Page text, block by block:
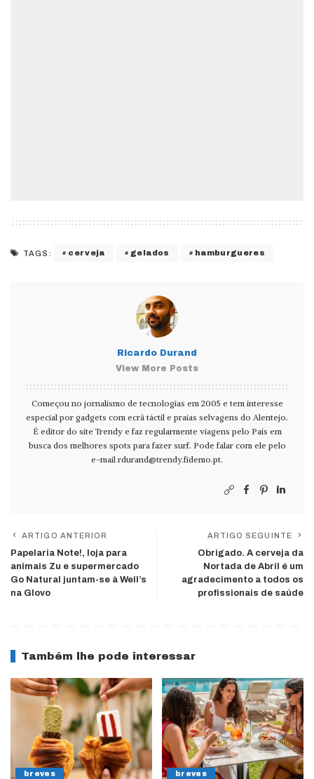
TAGS: cerveja gelados hamburgueres
Ricardo Durand
View More Posts
Começou no jornalismo de tecnologias em 2005 e tem interesse
especial por gadgets com ecrã táctil e praias selvagens do Alentejo.
É editor do site Trendy e faz regularmente viagens pelo País em
busca dos melhores spots para fazer surf. Pode falar com ele pelo
e-mail rdurand@trendy.fidemo.pt.
ARTIGO ANTERIOR
Papelaria Note!, loja para
animais Zu e supermercado
Go Natural juntam-se à Well’s
na Glovo
ARTIGO SEGUINTE
Obrigado. A cerveja da
Nortada de Abril é um
agradecimento a todos os
profissionais de saúde
Também lhe pode interessar
breves breves